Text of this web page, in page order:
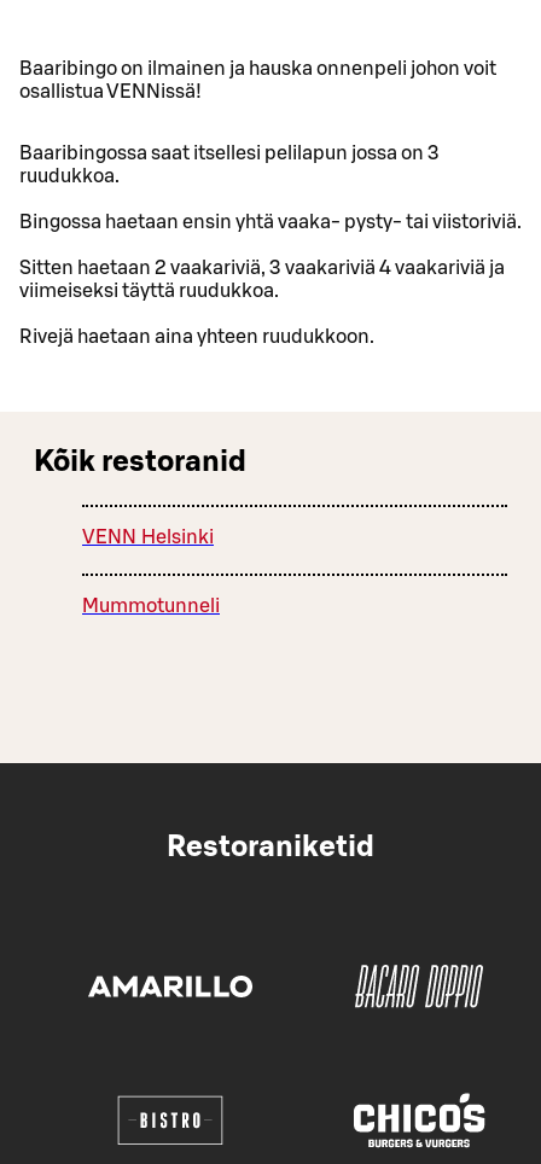
Baaribingo on ilmainen ja hauska onnenpeli johon voit
osallistua VENNissä!
Baaribingossa saat itsellesi pelilapun jossa on 3
ruudukkoa.
Bingossa haetaan ensin yhtä vaaka- pysty- tai viistoriviä.
Sitten haetaan 2 vaakariviä, 3 vaakariviä 4 vaakariviä ja
viimeiseksi täyttä ruudukkoa.
Rivejä haetaan aina yhteen ruudukkoon.
Kõik restoranid
VENN Helsinki
Mummotunneli
Restoraniketid